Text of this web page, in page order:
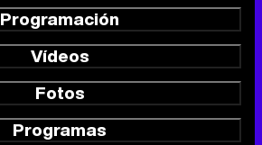
Programación
Vídeos
Fotos
Programas